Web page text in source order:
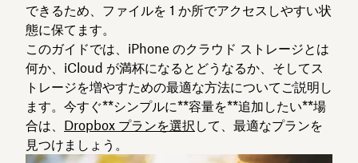
できるため、ファイルを 1 か所でアクセスしやすい状
態に保てます。
このガイドでは、iPhone のクラウド ストレージとは
何か、iCloud が満杯になるとどうなるか、そしてス
トレージを増やすための最適な方法についてご説明し
ます。今すぐ**シンプルに**容量を**追加したい**場
合は、 Dropbox プランを選択 して、最適なプランを
見つけましょう。